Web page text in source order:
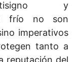
y
frío no son
imperativos
tanto a